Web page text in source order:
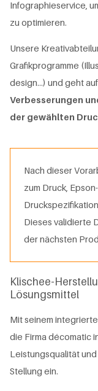
Infographieservice,
zu optimieren.
Unsere
Grafikprogramme
design…) und geht
Verbesserungen
der gewählten
Nach dieser
zum Druck,
Dieses validierte
der nächsten
Klischee-
Lösungsmittel
Mit seinem
die Firma décomatic
Leistungsqualität
Stellung ein.